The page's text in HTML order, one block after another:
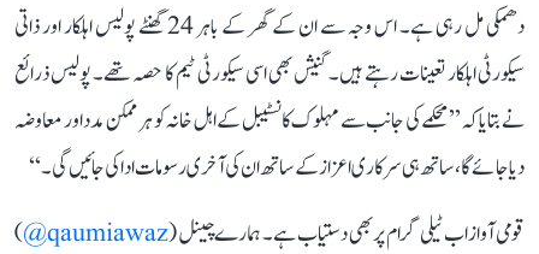
دھمکی مل رہی ہے۔ اس وجہ سے ان کے گھر کے باہر 24 گھنٹے پولیس اہلکار اور ذاتی
سیکورٹی اہلکار تعینات رہتے ہیں۔ گنیش بھی اسی سیکورٹی ٹیم کا حصہ تھے۔ پولیس ذرائع
نے بتایا کہ’’ محکمے کی جانب سے مہلوک کانسٹیبل کے اہل خانہ کو ہر ممکن مدد اور معاوضہ
دیا جائے گا، ساتھ ہی سرکاری اعزاز کے ساتھ ان کی آخری رسومات ادا کی جائیں گی۔‘‘
قومی آواز اب ٹیلی گرام پر بھی دستیاب ہے۔ ہمارے چینل (qaumiawaz@
)